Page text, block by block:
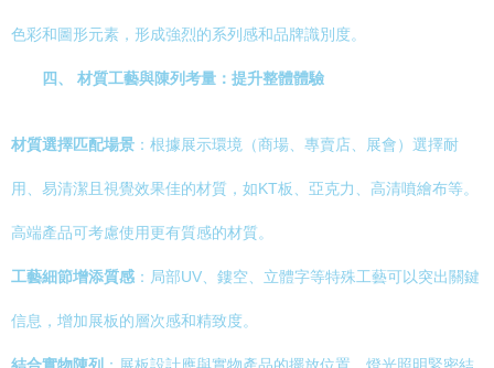
色彩和圖形元素，形成強烈的系列感和品牌識別度。
四、 材質工藝與陳列考量：提升整體體驗
材質選擇匹配場景 ：根據展示環境（商場、專賣店、展會）選擇耐
用、易清潔且視覺效果佳的材質，如KT板、亞克力、高清噴繪布等。
高端產品可考慮使用更有質感的材質。
工藝細節增添質感 ：局部UV、鏤空、立體字等特殊工藝可以突出關鍵
信息，增加展板的層次感和精致度。